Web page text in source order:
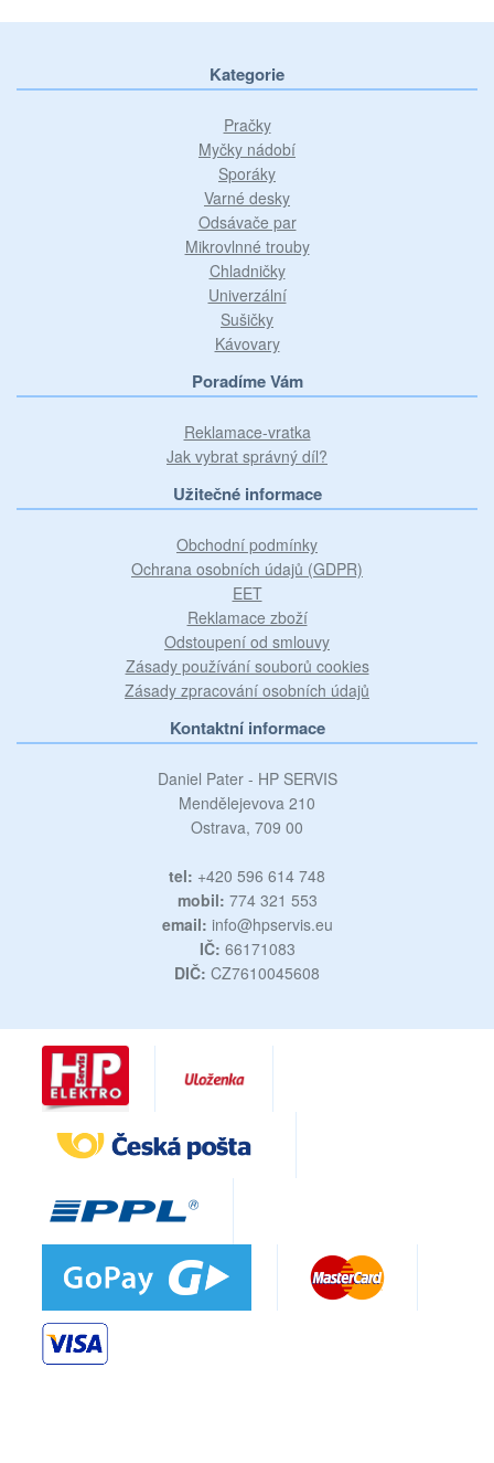
Kategorie
Pračky
Myčky nádobí
Sporáky
Varné desky
Odsávače par
Mikrovlnné trouby
Chladničky
Univerzální
Sušičky
Kávovary
Poradíme Vám
Reklamace-vratka
Jak vybrat správný díl?
Užitečné informace
Obchodní podmínky
Ochrana osobních údajů (GDPR)
EET
Reklamace zboží
Odstoupení od smlouvy
Zásady používání souborů cookies
Zásady zpracování osobních údajů
Kontaktní informace
Daniel Pater - HP SERVIS
Mendělejevova 210
Ostrava, 709 00
tel: +420 596 614 748
mobil: 774 321 553
email: info@hpservis.eu
IČ: 66171083
DIČ: CZ7610045608